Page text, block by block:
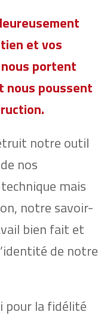
et vos
portent
nous poussent
notre outil
nos
mais
notre savoir-
bien fait et
de notre
pour la fidélité